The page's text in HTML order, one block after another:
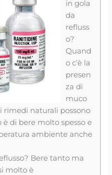
in gola
da
refluss
o?
Quand
o c’è la
presen
za di
muco
rimedi naturali possono
è di bere molto spesso e
ambiente anche
Bere tanto ma
molto è